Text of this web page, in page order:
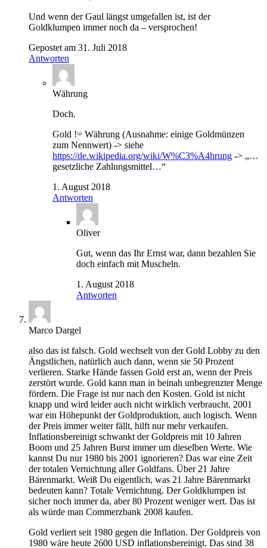
Und wenn der Gaul längst umgefallen ist, ist der
Goldklumpen immer noch da – versprochen!
Gepostet am 31. Juli 2018
Antworten
Währung
Doch.
Gold != Währung (Ausnahme: einige Goldmünzen
zum Nennwert) -> siehe
https://de.wikipedia.org/wiki/W%C3%A4hrung -> „…
gesetzliche Zahlungsmittel…“
1. August 2018
Antworten
Oliver
Gut, wenn das Ihr Ernst war, dann bezahlen Sie
doch einfach mit Muscheln.
1. August 2018
Antworten
Marco Dargel
also das ist falsch. Gold wechselt von der Gold Lobby zu den
Ängstlichen, natürlich auch dann, wenn sie 50 Prozent
verlieren. Starke Hände fassen Gold erst an, wenn der Preis
zerstört wurde. Gold kann man in beinah unbegrenzter Menge
fördern. Die Frage ist nur nach den Kosten. Gold ist nicht
knapp und wird leider auch nicht wirklich verbraucht. 2001
war ein Höhepunkt der Goldproduktion, auch logisch. Wenn
der Preis immer weiter fällt, hilft nur mehr verkaufen.
Inflationsbereinigt schwankt der Goldpreis mit 10 Jahren
Boom und 25 Jahren Burst immer um dieselben Werte. Wie
kannst Du nur 1980 bis 2001 ignorieren? Das war eine Zeit
der totalen Vernichtung aller Goldfans. Über 21 Jahre
Bärenmarkt. Weiß Du eigentlich, was 21 Jahre Bärenmarkt
bedeuten kann? Totale Vernichtung. Der Goldklumpen ist
sicher noch immer da, aber 80 Prozent weniger wert. Das ist
als würde man Commerzbank 2008 kaufen.
Gold verliert seit 1980 gegen die Inflation. Der Goldpreis von
1980 wäre heute 2600 USD inflationsbereinigt. Das sind 38